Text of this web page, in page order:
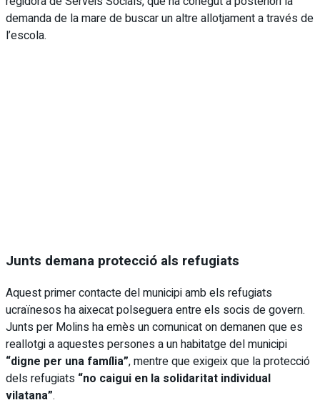
demanda de la mare de buscar un altre allotjament a través de
l’escola.
Junts demana protecció als refugiats
Aquest primer contacte del municipi amb els refugiats
ucraïnesos ha aixecat polseguera entre els socis de govern.
Junts per Molins ha emès un comunicat on demanen que es
reallotgi a aquestes persones a un habitatge del municipi
“digne per una família”, mentre que exigeix que la protecció
dels refugiats “no caigui en la solidaritat individual
vilatana”.